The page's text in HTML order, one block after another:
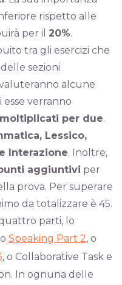
rispetto alle
per il 20%.
tra gli esercizi che
sezioni
alcune
verranno
per due.
Lessico,
Interazione. Inoltre,
aggiuntivi per
prova. Per superare
da totalizzare è 45.
parti, lo
Speaking Part 2, o
, o Collaborative Task e
In ognuna delle